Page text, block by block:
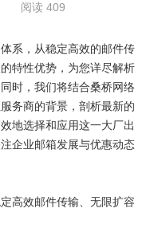
阅读 409
系，从稳定高效的邮件传
特性优势，为您详尽解析
时，我们将结合桑桥网络
务商的背景，剖析最新的
地选择和应用这一大厂出
企业邮箱发展与优惠动态
高效邮件传输、无限扩容